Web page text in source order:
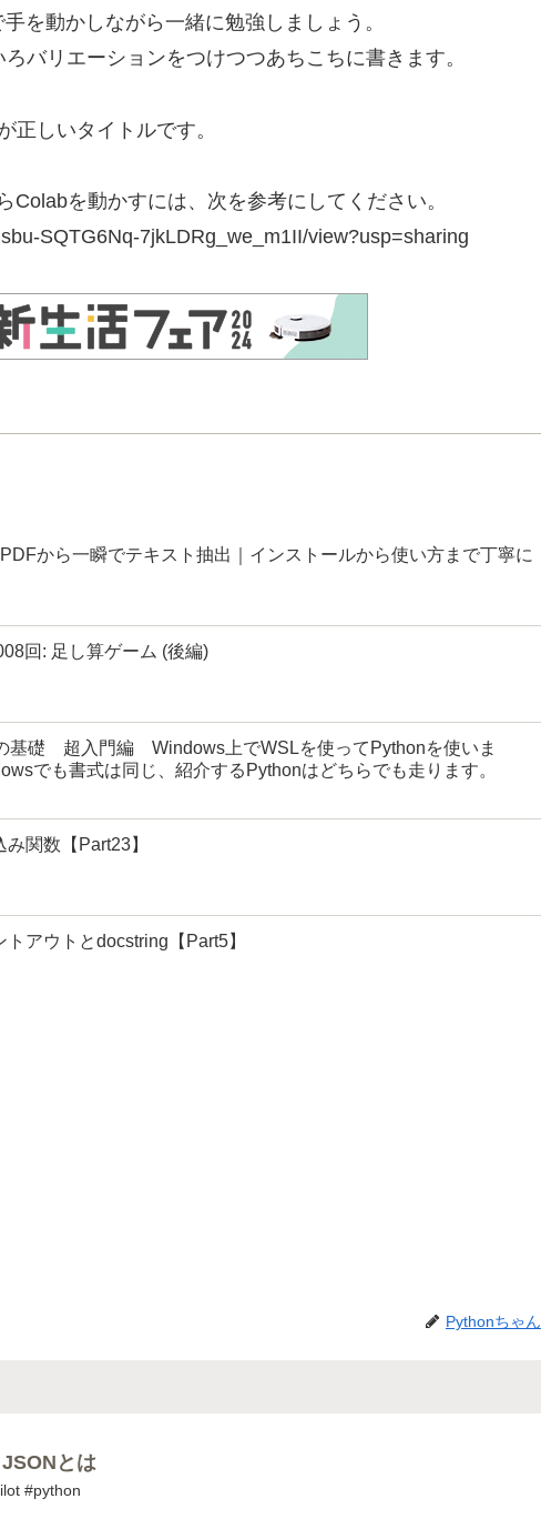
を動かしながら一緒に勉強しましょう。
バリエーションをつけつつあちこちに書きます。
正しいタイトルです。
を動かすには、次を参考にしてください。
SQTG6Nq-7jkLDRg_we_m1II/view?usp=sharing
から一瞬でテキスト抽出｜インストールから使い方まで丁寧に
回: 足し算ゲーム (後編)
基礎 超入門編 Windows上でWSLを使ってPythonを使いま
でも書式は同じ、紹介するPythonはどちらでも走ります。
み関数【Part23】
トアウトとdocstring【Part5】
Pythonちゃん
とは
#python